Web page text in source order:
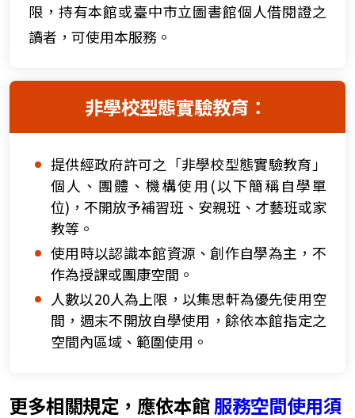
限，持有本館或臺中市立圖書館個人借閱證之
讀者，可使用本服務。
非學校型態實驗教育：
提供經政府許可之「非學校型態實驗教育」
個人、團體、機構使用(以下簡稱自學單
位)，不開放予補習班、安親班、才藝班或家
教等。
使用時以認識本館資源、創作自學為主，不
作為授課或團康空間。
人數以20人為上限，以集思軒為優先使用空
間，週末不開放自學使用，餘依本館指定之
空間內區域、範圍使用。
更多相關規定，應依本館服務空間使用須